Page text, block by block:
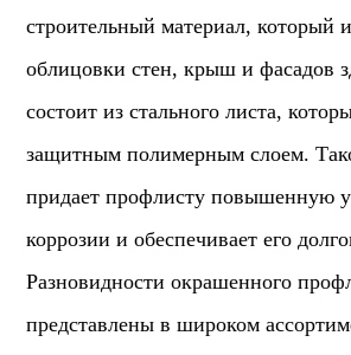
строительный материал, который
облицовки стен, крыш и фасадов
состоит из стального листа,
защитным полимерным слоем.
придает профлисту повышенную
коррозии и обеспечивает его
Разновидности окрашенного
представлены в широком